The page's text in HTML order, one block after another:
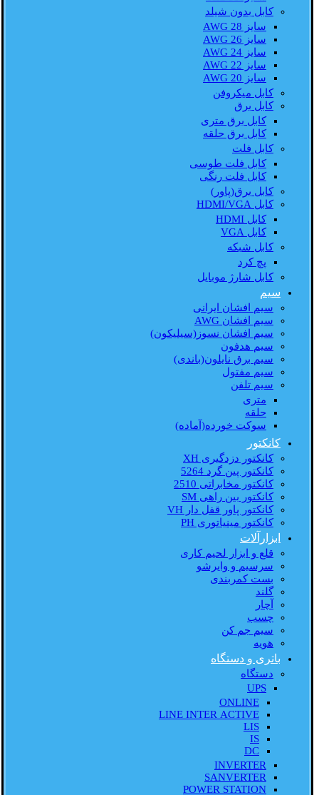
کابل بدون شیلد
سایز AWG 28
سایز AWG 26
سایز AWG 24
سایز AWG 22
سایز AWG 20
کابل میکروفن
کابل برق
کابل برق متری
کابل برق حلقه
کابل فلت
کابل فلت طوسی
کابل فلت رنگی
کابل برق(پاور)
کابل HDMI/VGA
کابل HDMI
کابل VGA
کابل شبکه
پچ کرد
کابل شارژ موبایل
سیم
سیم افشان ایرانی
سیم افشان AWG
سیم افشان نسوز(سیلیکون)
سیم هدفون
سیم برق نایلون(باندی)
سیم مفتول
سیم تلفن
متری
حلقه
سوکت خورده(آماده)
کانکتور
کانکتور دزدگیری XH
کانکتور پین گرد 5264
کانکتور مخابراتی 2510
کانکتور بین راهی SM
کانکتور پاور قفل دار VH
کانکتور مینیاتوری PH
ابزارآلات
قلع و ابزار لحیم کاری
سرسیم و وایرشو
بست کمربندی
گلند
آچار
چسب
سیم جم کن
هویه
باتری و دستگاه
دستگاه
UPS
ONLINE
LINE INTER ACTIVE
LIS
IS
DC
INVERTER
SANVERTER
POWER STATION